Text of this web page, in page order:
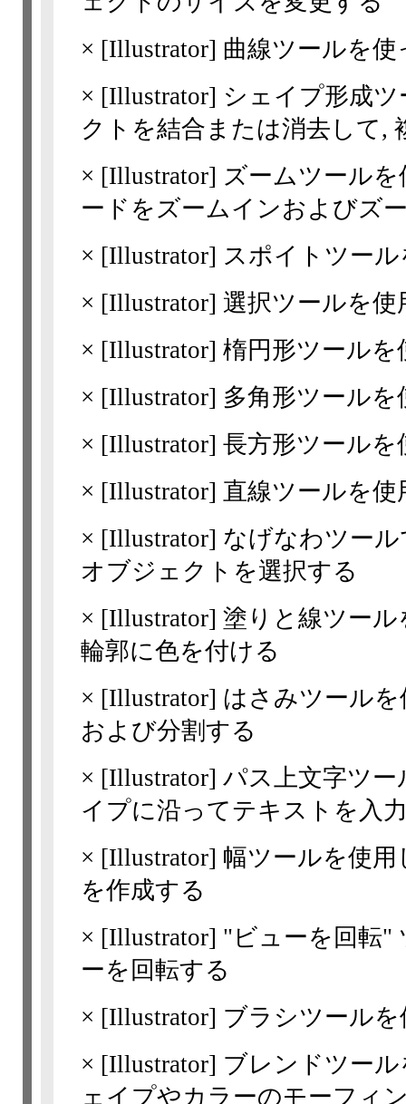
× [Illustrator] 曲線ツールを
× [Illustrator] シェイプ形成
クトを結合または消去して,
× [Illustrator] ズームツール
ードをズームインおよびズ
× [Illustrator] スポイトツー
× [Illustrator] 選択ツールを
× [Illustrator] 楕円形ツール
× [Illustrator] 多角形ツール
× [Illustrator] 長方形ツールを
× [Illustrator] 直線ツールを
× [Illustrator] なげなわツー
オブジェクトを選択する
× [Illustrator] 塗りと線ツー
輪郭に色を付ける
× [Illustrator] はさみツール
および分割する
× [Illustrator] パス上文字ツ
イプに沿ってテキストを入
× [Illustrator] 幅ツールを使
を作成する
× [Illustrator] "ビューを回転"
ーを回転する
× [Illustrator] ブラシツール
× [Illustrator] ブレンドツー
ェイプやカラーのモーフィ